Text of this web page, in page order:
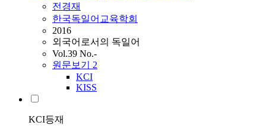
전경재
한국독일어교육학회
2016
외국어로서의 독일어
Vol.39 No.-
원문보기 2
KCI
KISS
KCI등재